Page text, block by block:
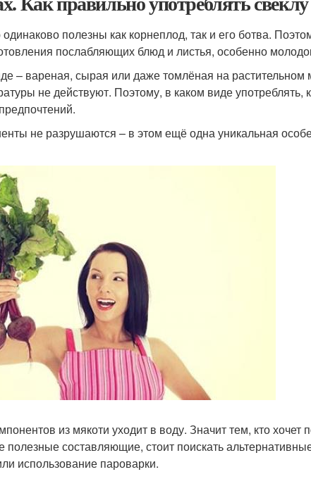
полезны как корнеплод, так и его ботва.
послабляющих блюд и листья, особенно
– вареная, сырая или даже томлёная на растительном
не действуют. Поэтому, в каком виде
не разрушаются – в этом ещё одна уникальная
из мякоти уходит в воду. Значит тем, кто хочет
полезные составляющие, стоит поискать
использование пароварки.